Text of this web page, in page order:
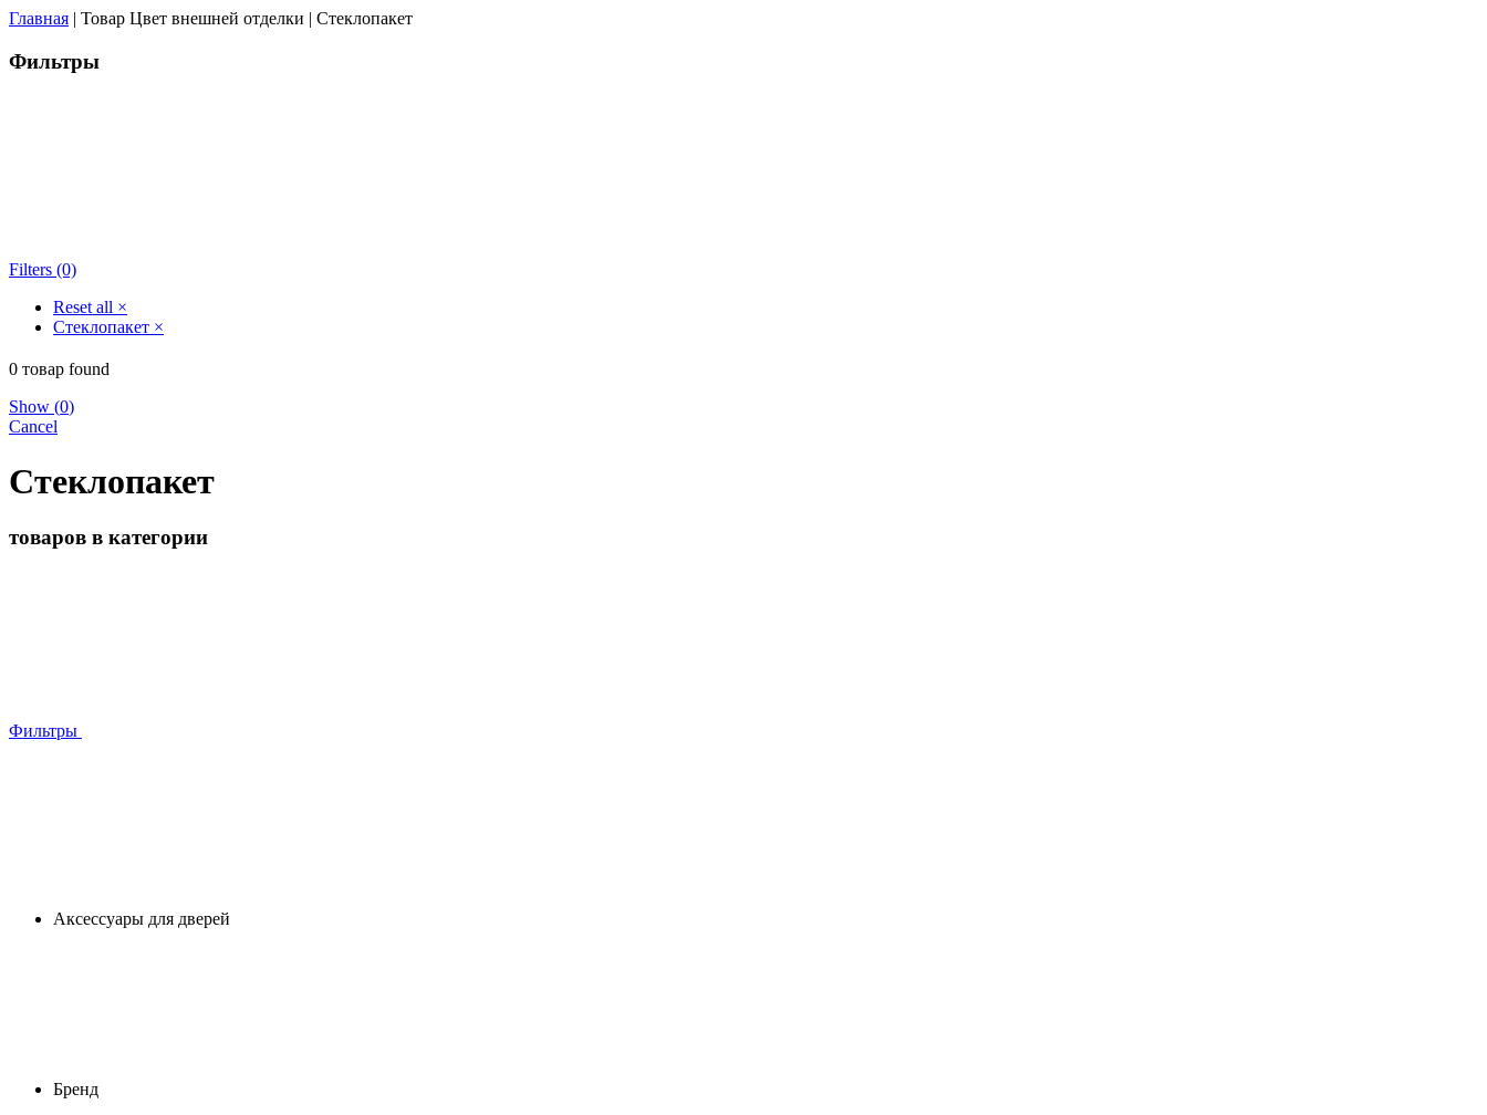
Главная | Товар Цвет внешней отделки | Стеклопакет
Фильтры
Filters (0)
Reset all ×
Стеклопакет ×
0 товар found
Show (0)
Cancel
Стеклопакет
товаров в категории
Фильтры
Аксессуары для дверей
Бренд